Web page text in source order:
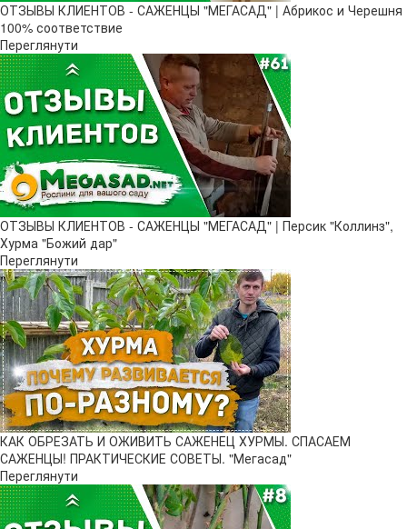
ОТЗЫВЫ КЛИЕНТОВ - САЖЕНЦЫ "МЕГАСАД" | Абрикос и Черешня
100% соответствие
Переглянути
ОТЗЫВЫ КЛИЕНТОВ - САЖЕНЦЫ "МЕГАСАД" | Персик "Коллинз",
Хурма "Божий дар"
Переглянути
КАК ОБРЕЗАТЬ И ОЖИВИТЬ САЖЕНЕЦ ХУРМЫ. СПАСАЕМ
САЖЕНЦЫ! ПРАКТИЧЕСКИЕ СОВЕТЫ. "Мегасад"
Переглянути